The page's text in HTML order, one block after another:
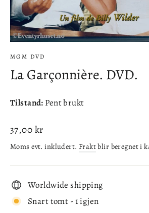
MGM DVD
La Garçonnière. DVD.
Tilstand: Pent brukt
Ordinær
pris
37,00 kr
Moms evt. inkludert. Fraktblir beregnet i
Worldwide shipping
Snart tomt - 1 igjen